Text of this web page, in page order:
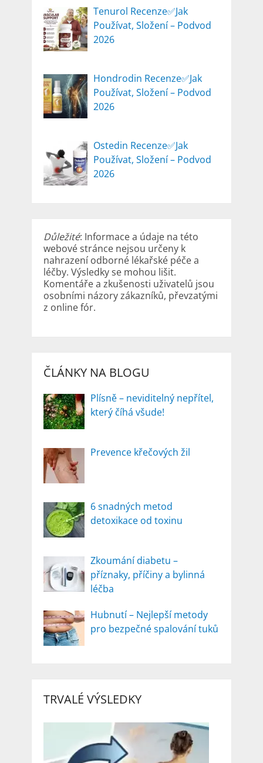
Tenurol Recenze✅Jak
Používat, Složení – Podvod
2026
Hondrodin Recenze✅Jak
Používat, Složení – Podvod
2026
Ostedin Recenze✅Jak
Používat, Složení – Podvod
2026
Důležité: Informace a údaje na této
webové stránce nejsou určeny k
nahrazení odborné lékařské péče a
léčby. Výsledky se mohou lišit.
Komentáře a zkušenosti uživatelů jsou
osobními názory zákazníků, převzatými
z online fór.
ČLÁNKY NA BLOGU
Plísně – neviditelný nepřítel,
který číhá všude!
Prevence křečových žil
6 snadných metod
detoxikace od toxinu
Zkoumání diabetu –
příznaky, příčiny a bylinná
léčba
Hubnutí – Nejlepší metody
pro bezpečné spalování tuků
TRVALÉ VÝSLEDKY